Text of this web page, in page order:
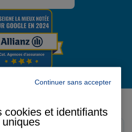
nos agences Allianz
Continuer sans accepter
cookies et identifiants
uniques